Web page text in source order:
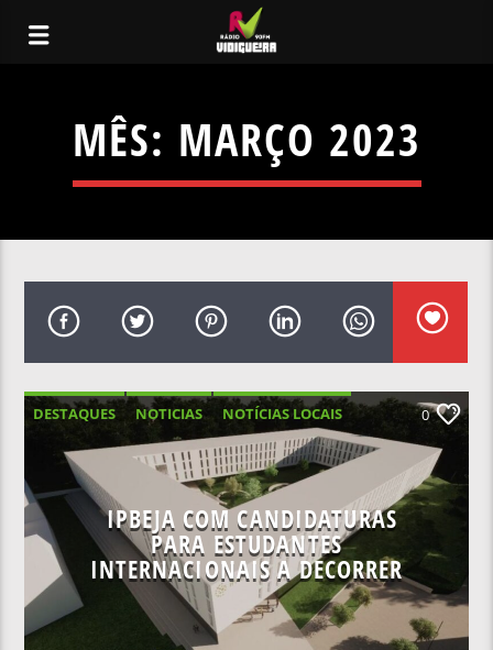
MÊS: MARÇO 2023
DESTAQUES NOTICIAS
NOTÍCIAS LOCAIS
NOTÍCIAS NACIONAIS
0
IPBEJA COM CANDIDATURAS
PARA ESTUDANTES
INTERNACIONAIS A DECORRER